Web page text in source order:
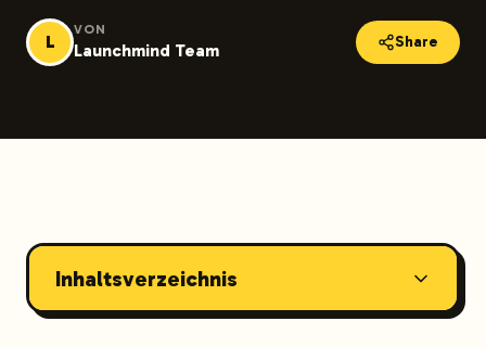
L
VON
Launchmind Team Share
Inhaltsverzeichnis